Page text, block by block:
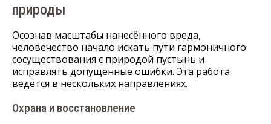
природы
Осознав масштабы нанесённого вреда,
человечество начало искать пути гармоничного
сосуществования с природой пустынь и
исправлять допущенные ошибки. Эта работа
ведётся в нескольких направлениях.
Охрана и восстановление